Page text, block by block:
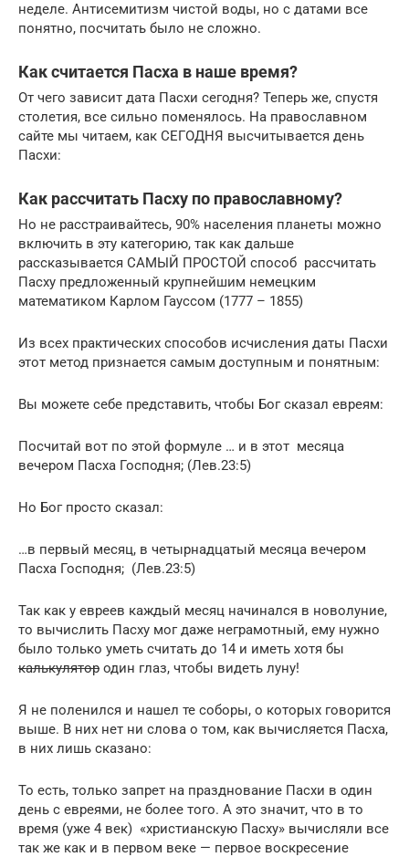
неделе. Антисемитизм чистой воды, но с датами все
понятно, посчитать было не сложно.
Как считается Пасха в наше время?
От чего зависит дата Пасхи сегодня? Теперь же, спустя
столетия, все сильно поменялось. На православном
сайте мы читаем, как СЕГОДНЯ высчитывается день
Пасхи:
Как рассчитать Пасху по православному?
Но не расстраивайтесь, 90% населения планеты можно
включить в эту категорию, так как дальше
рассказывается САМЫЙ ПРОСТОЙ способ рассчитать
Пасху предложенный крупнейшим немецким
математиком Карлом Гауссом (1777 – 1855)
Из всех практических способов исчисления даты Пасхи
этот метод признается самым доступным и понятным:
Вы можете себе представить, чтобы Бог сказал евреям:
Посчитай вот по этой формуле … и в этот месяца
вечером Пасха Господня; (Лев.23:5)
Но Бог просто сказал:
…в первый месяц, в четырнадцатый месяца вечером
Пасха Господня; (Лев.23:5)
Так как у евреев каждый месяц начинался в новолуние,
то вычислить Пасху мог даже неграмотный, ему нужно
было только уметь считать до 14 и иметь хотя бы
калькулятор один глаз, чтобы видеть луну!
Я не поленился и нашел те соборы, о которых говорится
выше. В них нет ни слова о том, как вычисляется Пасха,
в них лишь сказано:
То есть, только запрет на празднование Пасхи в один
день с евреями, не более того. А это значит, что в то
время (уже 4 век) «христианскую Пасху» вычисляли все
так же как и в первом веке — первое воскресение